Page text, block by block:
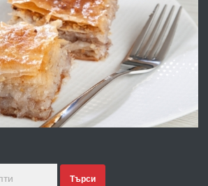
Работа за общи работници
преди 1 година
Първи поход "По стъпките на Ангел
Търси